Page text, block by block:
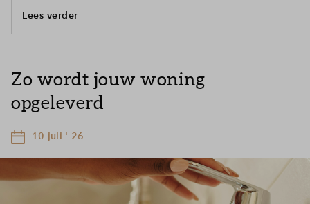
Lees verder
Zo wordt jouw woning
opgeleverd
10 juli ' 26